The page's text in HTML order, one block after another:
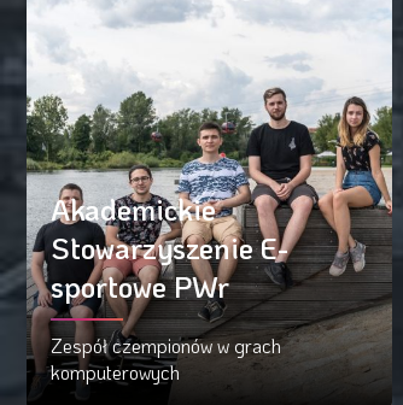
Akademickie
Stowarzyszenie E-
sportowe PWr
Zespół czempionów w grach
komputerowych